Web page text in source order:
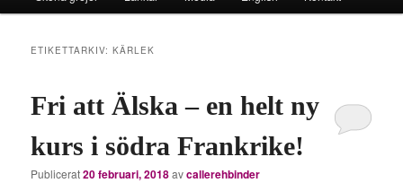
ETIKETTARKIV:KÄRLEK
Fri att Älska – en helt ny
kurs i södra Frankrike!
Publicerat20 februari, 2018avcallerehbinder